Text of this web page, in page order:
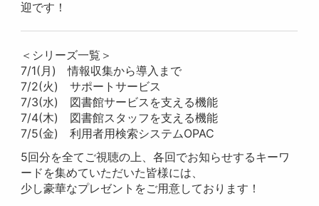
迎です！
＜シリーズ一覧＞
7/1(月) 情報収集から導入まで
7/2(火) サポートサービス
7/3(水) 図書館サービスを支える機能
7/4(木) 図書館スタッフを支える機能
7/5(金) 利用者用検索システムOPAC
5回分を全てご視聴の上、各回でお知らせするキーワ
ードを集めていただいた皆様には、
少し豪華なプレゼントをご用意しております！